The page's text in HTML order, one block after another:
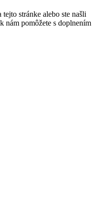
stránke alebo ste našli
nám pomôžete s doplnením